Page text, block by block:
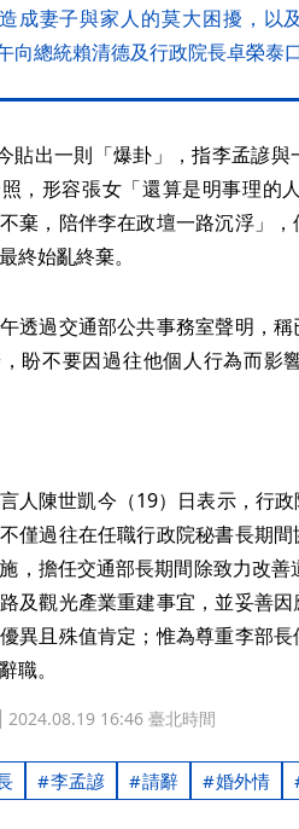
成妻子與家人的莫大困擾，以
向總統賴清德及行政院長卓榮泰
貼出一則「爆卦」，指李孟諺
，形容張女「還算是明事理的
棄，陪伴李在政壇一路沉浮」
終始亂終棄。
透過交通部公共事務室聲明，
盼不要因過往他個人行為而影
人陳世凱今（19）日表示，行
僅過往在任職行政院秘書長期
，擔任交通部長期間除致力改
及觀光產業重建事宜，並妥善
異且殊值肯定；惟為尊重李部
職。
2024.08.19 16:46 臺北時間
李孟諺 請辭 婚外情